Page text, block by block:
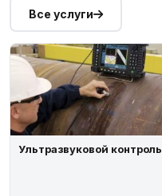
Все услуги
Ультразвуковой контроль